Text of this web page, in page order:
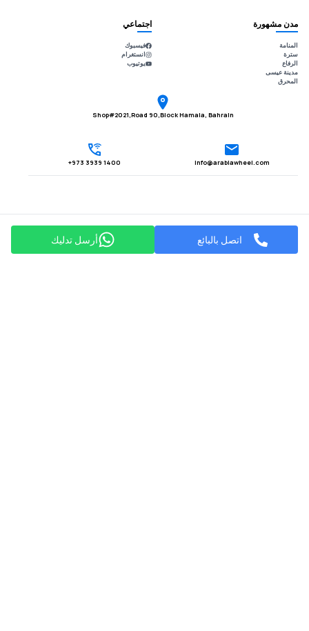
اتصل بالبائع أرسل تدليك
مدن مشهورة
المنامة
سترة
الرفاع
مدينة عيسى
المحرق
اجتماعي
فيسبوك
انستغرام
يوتيوب
Info@arabiawheel.com
1400 3939 973+
Shop#2021,Road 90,Block Hamala, Bahrain